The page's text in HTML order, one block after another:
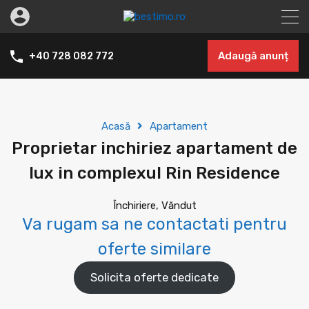
+40 728 082 772 Adaugă anunț
Acasă Apartament
Proprietar inchiriez apartament de
lux in complexul Rin Residence
Închiriere, Văndut
Va rugam sa ne contactati pentru
oferte similare
Solicita oferte dedicate